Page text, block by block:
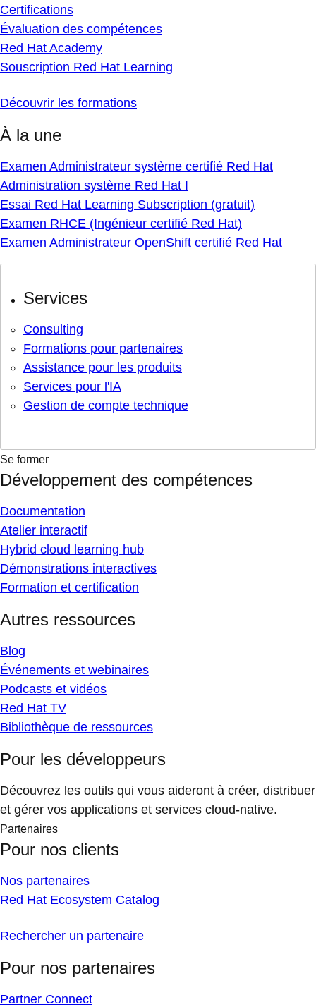
Certifications
Évaluation des compétences
Red Hat Academy
Souscription Red Hat Learning
Découvrir les formations
À la une
Examen Administrateur système certifié Red Hat
Administration système Red Hat I
Essai Red Hat Learning Subscription (gratuit)
Examen RHCE (Ingénieur certifié Red Hat)
Examen Administrateur OpenShift certifié Red Hat
Services
Consulting
Formations pour partenaires
Assistance pour les produits
Services pour l'IA
Gestion de compte technique
Se former
Développement des compétences
Documentation
Atelier interactif
Hybrid cloud learning hub
Démonstrations interactives
Formation et certification
Autres ressources
Blog
Événements et webinaires
Podcasts et vidéos
Red Hat TV
Bibliothèque de ressources
Pour les développeurs
Découvrez les outils qui vous aideront à créer, distribuer
et gérer vos applications et services cloud-native.
Partenaires
Pour nos clients
Nos partenaires
Red Hat Ecosystem Catalog
Rechercher un partenaire
Pour nos partenaires
Partner Connect